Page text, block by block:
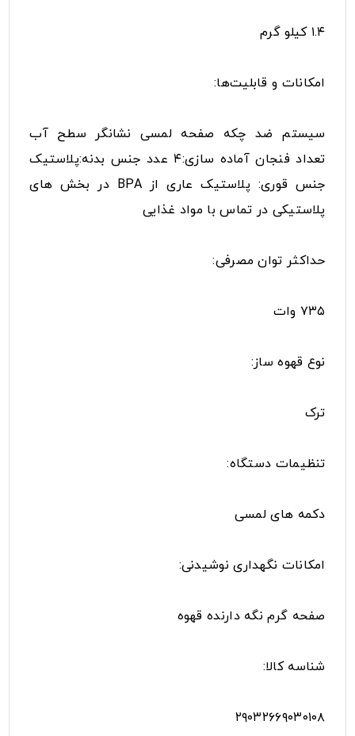
۱.۴ کیلو گرم
امکانات و قابلیت‌ها:
سیستم ضد چکه صفحه لمسی نشانگر سطح آب
تعداد فنجان آماده سازی:۴ عدد جنس بدنه:پلاستیک
جنس قوری: پلاستیک عاری از BPA در بخش های
پلاستیکی در تماس با مواد غذایی
حداکثر توان مصرفی:
۷۳۵ وات
نوع قهوه ساز:
ترک
تنظیمات دستگاه:
دکمه های لمسی
امکانات نگهداری نوشیدنی:
صفحه گرم نگه دارنده قهوه
شناسه کالا:
۲۹۰۳۲۶۶۹۰۳۰۱۰۸